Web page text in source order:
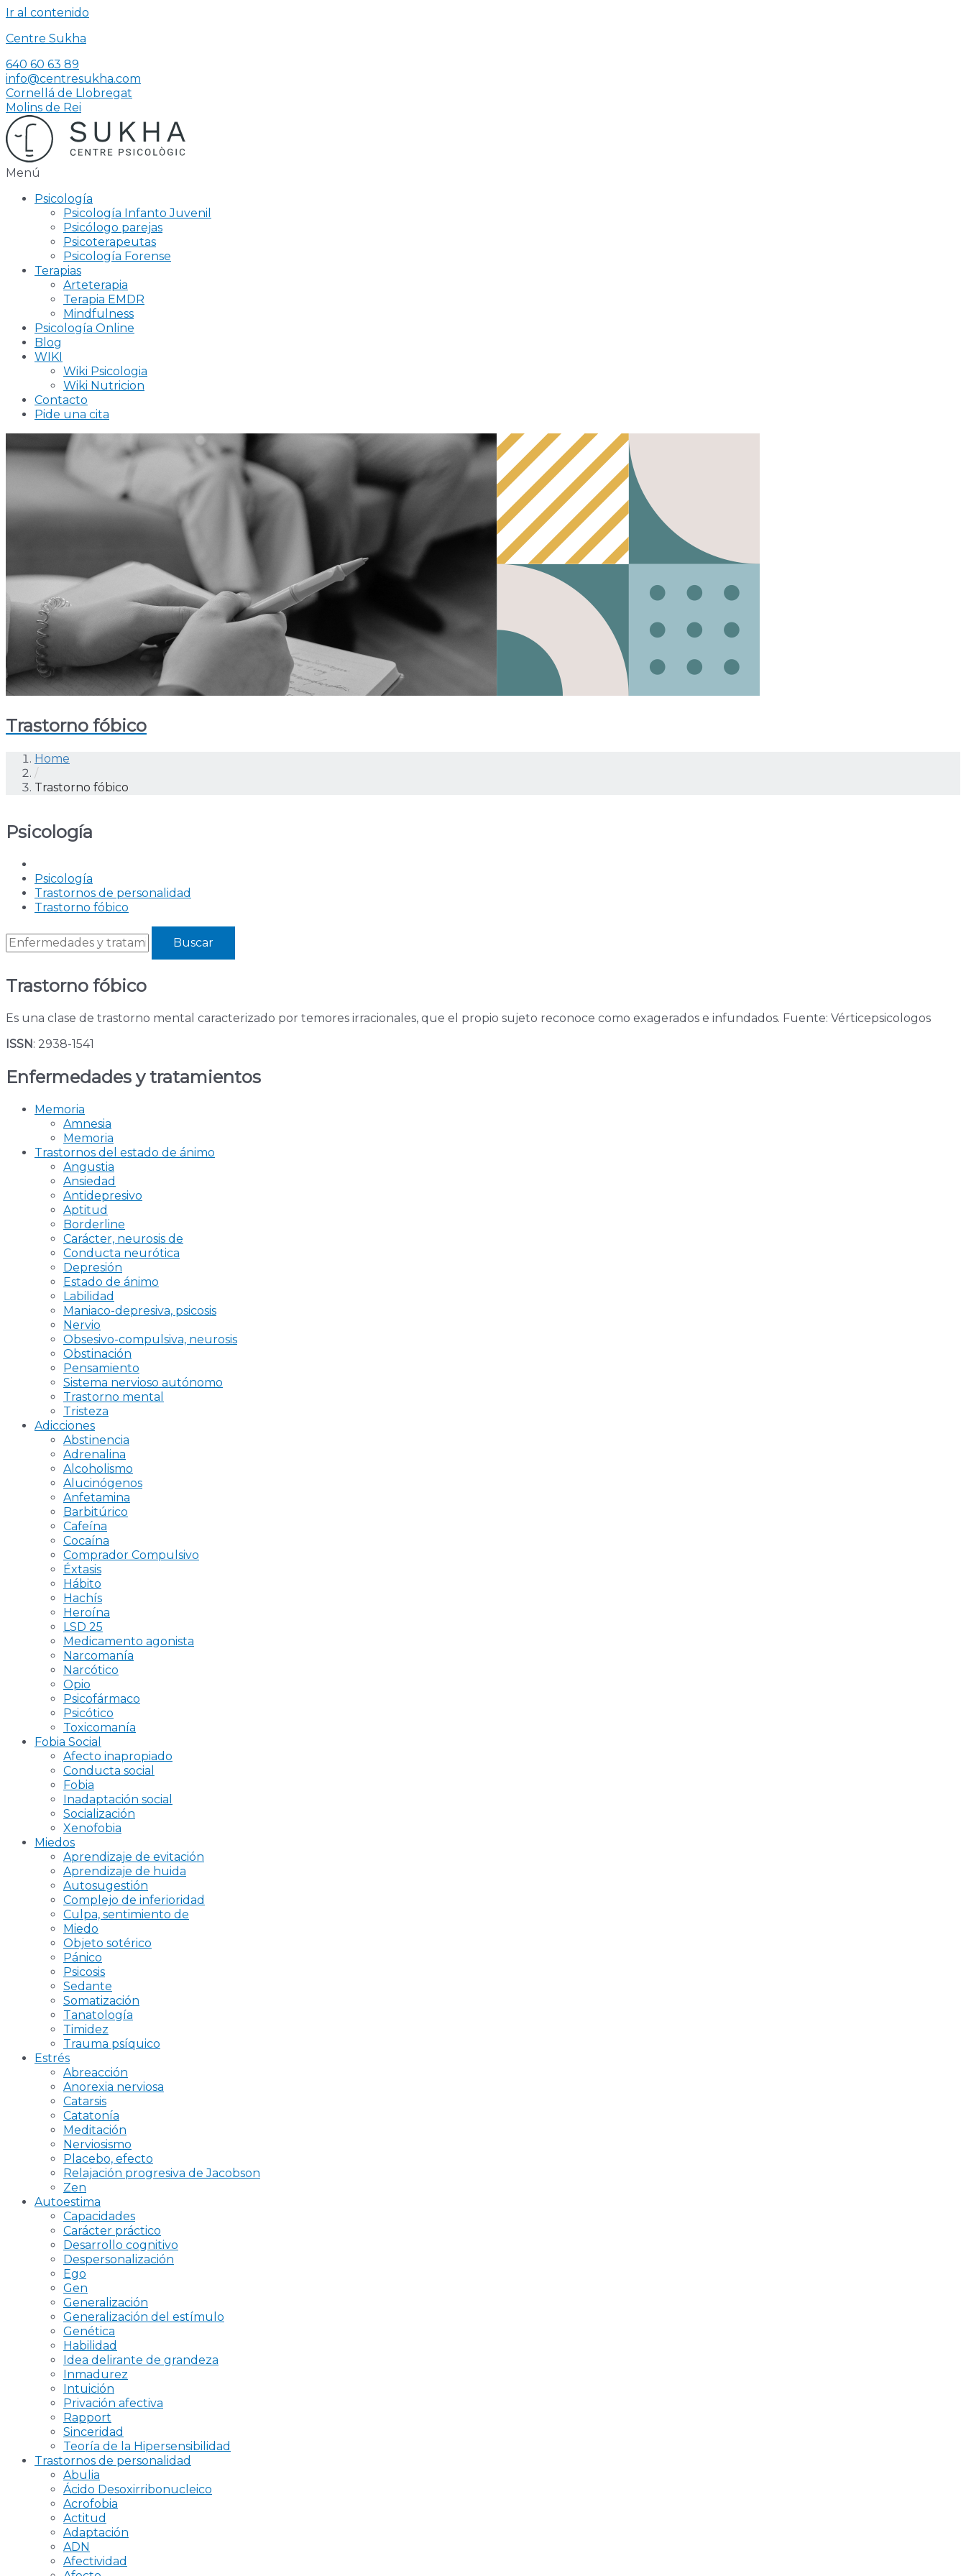
Ir al contenido
Centre Sukha
640 60 63 89
info@centresukha.com
Cornellá de Llobregat
Molins de Rei
Menú
Psicología
Psicología Infanto Juvenil
Psicólogo parejas
Psicoterapeutas
Psicología Forense
Terapias
Arteterapia
Terapia EMDR
Mindfulness
Psicología Online
Blog
WIKI
Wiki Psicologia
Wiki Nutricion
Contacto
Pide una cita
Trastorno fóbico
Home
/
Trastorno fóbico
Psicología
Psicología
Trastornos de personalidad
Trastorno fóbico
Trastorno fóbico
Es una clase de trastorno mental caracterizado por temores irracionales, que el propio sujeto reconoce como exagerados e infundados. Fuente: Vérticepsicologos
ISSN : 2938-1541
Enfermedades y tratamientos
Memoria
Amnesia
Memoria
Trastornos del estado de ánimo
Angustia
Ansiedad
Antidepresivo
Aptitud
Borderline
Carácter, neurosis de
Conducta neurótica
Depresión
Estado de ánimo
Labilidad
Maniaco-depresiva, psicosis
Nervio
Obsesivo-compulsiva, neurosis
Obstinación
Pensamiento
Sistema nervioso autónomo
Trastorno mental
Tristeza
Adicciones
Abstinencia
Adrenalina
Alcoholismo
Alucinógenos
Anfetamina
Barbitúrico
Cafeína
Cocaína
Comprador Compulsivo
Éxtasis
Hábito
Hachís
Heroína
LSD 25
Medicamento agonista
Narcomanía
Narcótico
Opio
Psicofármaco
Psicótico
Toxicomanía
Fobia Social
Afecto inapropiado
Conducta social
Fobia
Inadaptación social
Socialización
Xenofobia
Miedos
Aprendizaje de evitación
Aprendizaje de huida
Autosugestión
Complejo de inferioridad
Culpa, sentimiento de
Miedo
Objeto sotérico
Pánico
Psicosis
Sedante
Somatización
Tanatología
Timidez
Trauma psíquico
Estrés
Abreacción
Anorexia nerviosa
Catarsis
Catatonía
Meditación
Nerviosismo
Placebo, efecto
Relajación progresiva de Jacobson
Zen
Autoestima
Capacidades
Carácter práctico
Desarrollo cognitivo
Despersonalización
Ego
Gen
Generalización
Generalización del estímulo
Genética
Habilidad
Idea delirante de grandeza
Inmadurez
Intuición
Privación afectiva
Rapport
Sinceridad
Teoría de la Hipersensibilidad
Trastornos de personalidad
Abulia
Ácido Desoxirribonucleico
Acrofobia
Actitud
Adaptación
ADN
Afectividad